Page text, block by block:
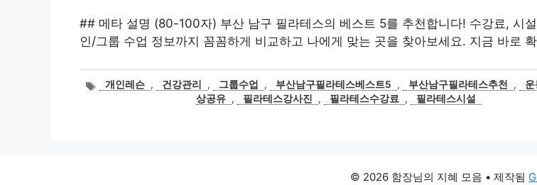
## 메타 설명 (80-100자) 부산 남구 필라테스의 베스트 5를 추천합니다! 수강료, 시
인/그룹 수업 정보까지 꼼꼼하게 비교하고 나에게 맞는 곳을 찾아보세요. 지금 바로
태개인레슨 , 건강관리 , 그룹수업 , 부산남구필라테스베스트5 , 부산남구필라테스추천 , 운
상공유 , 필라테스강사진 , 필라테스수강료 , 필라테스시설
© 2026 함장님의 지혜 모음 • 제작됨